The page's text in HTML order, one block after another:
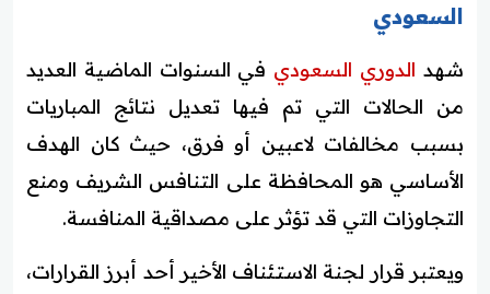
السعودي
شهد الدوري السعودي في السنوات الماضية العديد
من الحالات التي تم فيها تعديل نتائج المباريات
بسبب مخالفات لاعبين أو فرق، حيث كان الهدف
الأساسي هو المحافظة على التنافس الشريف ومنع
التجاوزات التي قد تؤثر على مصداقية المنافسة.
ويعتبر قرار لجنة الاستئناف الأخير أحد أبرز القرارات،